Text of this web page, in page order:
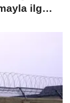
ilgili